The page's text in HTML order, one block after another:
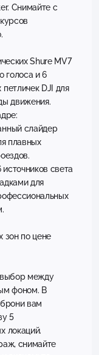
Снимайте с
Shure MV7
голоса и 6
DJI для
движения.
слайдер
плавных
света
для
зон по цене
между
фоном. В
вам
5
локаций.
снимайте